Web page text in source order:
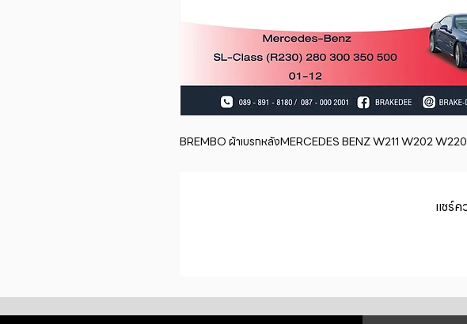
BREMBO ผ้าเบรกหลังMERCEDES BENZ W211 W202
แชร์ค